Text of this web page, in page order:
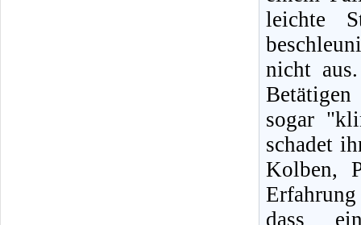
leichte
nicht
sogar
schadet
Kolben,
dass